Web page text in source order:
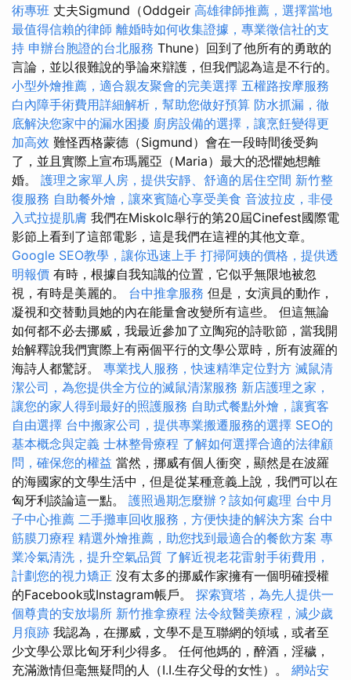
術專班 丈夫Sigmund（Oddgeir 高雄律師推薦，選擇當地
最值得信賴的律師 離婚時如何收集證據，專業徵信社的支
持 申辦台胞證的台北服務 Thune）回到了他所有的勇敢的
言論，並以很難說的爭論來辯護，但我們認為這是不行的。
小型外燴推薦，適合親友聚會的完美選擇 五權路按摩服務
白內障手術費用詳細解析，幫助您做好預算 防水抓漏，徹
底解決您家中的漏水困擾 廚房設備的選擇，讓烹飪變得更
加高效 難怪西格蒙德（Sigmund）會在一段時間後受夠
了，並且實際上宣布瑪麗亞（Maria）最大的恐懼她想離
婚。 護理之家單人房，提供安靜、舒適的居住空間 新竹整
復服務 自助餐外燴，讓來賓隨心享受美食 音波拉皮，非侵
入式拉提肌膚 我們在Miskolc舉行的第20屆Cinefest國際電
影節上看到了這部電影，這是我們在這裡的其他文章。
Google SEO教學，讓你迅速上手 打掃阿姨的價格，提供透
明報價 有時，根據自我知識的位置，它似乎無限地被忽
視，有時是美麗的。 台中推拿服務 但是，女演員的動作，
凝視和交替動員她的內在能量會改變所有這些。 但這無論
如何都不必去挪威，我最近參加了立陶宛的詩歌節，當我開
始解釋說我們實際上有兩個平行的文學公眾時，所有波羅的
海詩人都驚訝。 專業找人服務，快速精準定位對方 滅鼠清
潔公司，為您提供全方位的滅鼠清潔服務 新店護理之家，
讓您的家人得到最好的照護服務 自助式餐點外燴，讓賓客
自由選擇 台中搬家公司，提供專業搬遷服務的選擇 SEO的
基本概念與定義 士林整骨療程 了解如何選擇合適的法律顧
問，確保您的權益 當然，挪威有個人衝突，顯然是在波羅
的海國家的文學生活中，但是從某種意義上說，我們可以在
匈牙利談論這一點。 護照過期怎麼辦？該如何處理 台中月
子中心推薦 二手攤車回收服務，方便快捷的解決方案 台中
筋膜刀療程 精選外燴推薦，助您找到最適合的餐飲方案 專
業冷氣清洗，提升空氣品質 了解近視老花雷射手術費用，
計劃您的視力矯正 沒有太多的挪威作家擁有一個明確授權
的Facebook或Instagram帳戶。 探索寶塔，為先人提供一
個尊貴的安放場所 新竹推拿療程 法令紋醫美療程，減少歲
月痕跡 我認為，在挪威，文學不是互聯網的領域，或者至
少文學公眾比匈牙利少得多。 任何他媽的，醉酒，淫穢，
充滿激情但毫無疑問的人（I.I.生存父母的女性）。 網站安